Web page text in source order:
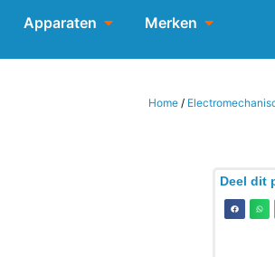
Apparaten Merken
Home /
Deel dit